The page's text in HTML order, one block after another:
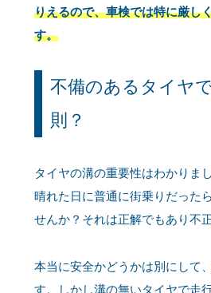
りえるので、車検では特に厳し
す。
不備のあるタイヤ
則？
タイヤの溝の重要性はわかりま
晴れた日に普通に街乗りだった
せんか？それは正解でもあり不
本当に安全かどうかは別にして
す。しかし溝の無いタイヤで走